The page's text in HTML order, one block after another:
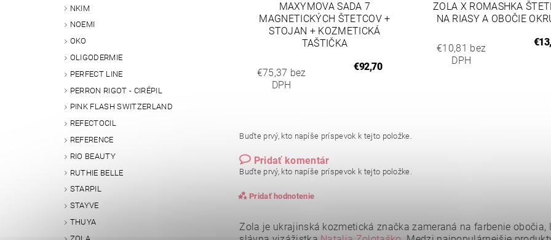
NKIM
NOEMI
OKO
OLIGODERMIE
PERFECT LINE
PERRON RIGOT - CIRÉPIL
PINK FLASH SWITZERLAND
REFECTOCIL
REFERENCE
RIO BEAUTY
RUTHIE BELLE
STARPIL
STAYVE
THUYA
MAXYMOVA SADA 7
MAGNETICKÝCH ŠTETCOV +
STOJAN + KOZMETICKÁ
TAŠTIČKA
€75,37 bez
DPH
€92,70
ZOLA X ROMASHKA
NA RIASY A OBOČIE
€10,81 bez
DPH
Buďte prvý, kto napíše príspevok k tejto položke.
Pridať komentár
Buďte prvý, kto napíše príspevok k tejto položke.
Pridať hodnotenie
Zola je ukrajinská kozmetická značka zameraná na farbenie